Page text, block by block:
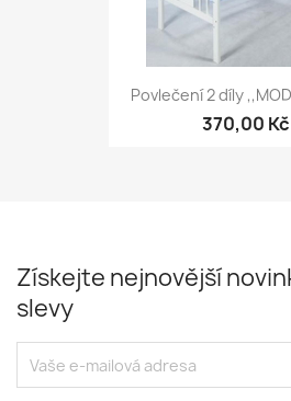
Povlečení 2 díly
370,00 Kč
Získejte nejnovější
slevy